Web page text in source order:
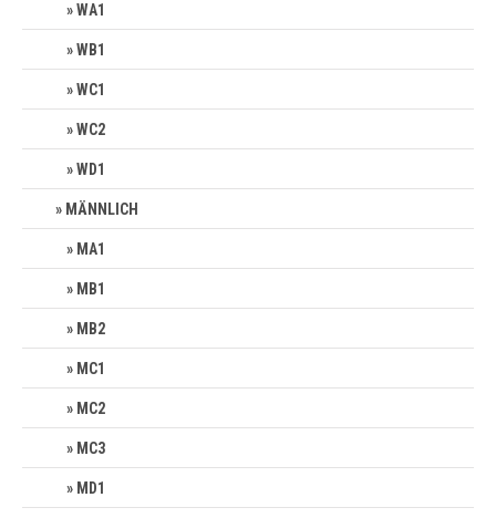
WA1
WB1
WC1
WC2
WD1
MÄNNLICH
MA1
MB1
MB2
MC1
MC2
MC3
MD1